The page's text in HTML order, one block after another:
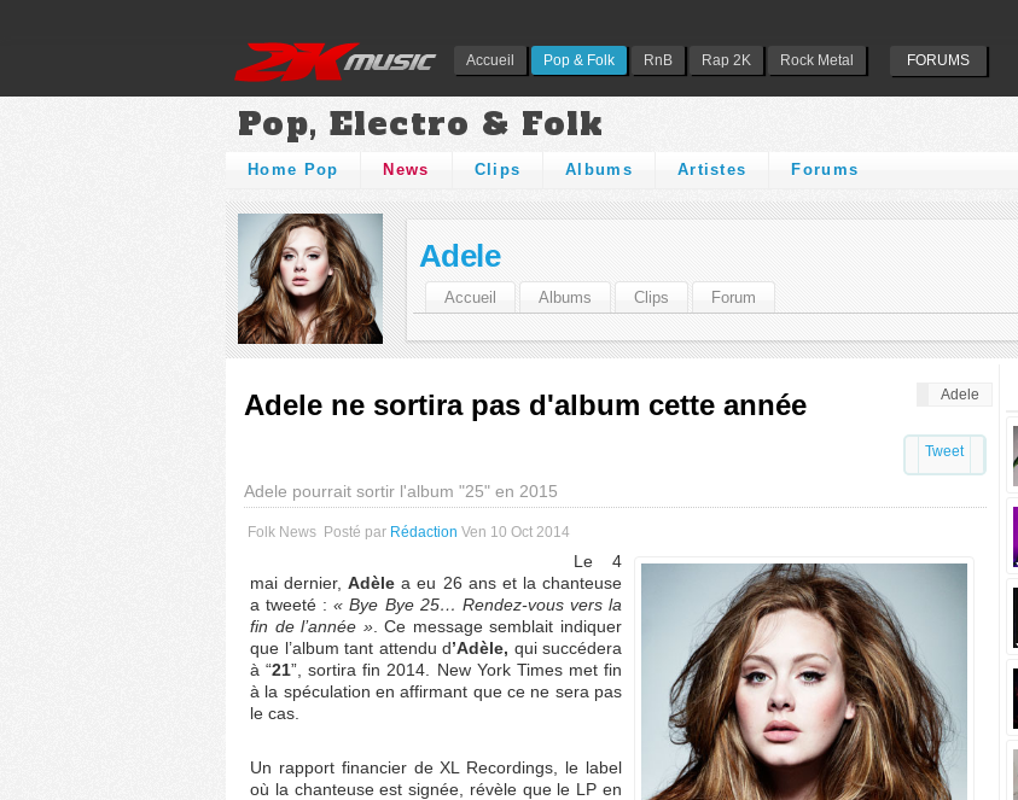
Accueil Pop & Folk RnB Rap 2K Rock Metal FORUMS
Pop, Electro & Folk
Home Pop News Clips Albums Artistes Forums
Adele
Accueil Albums Clips Forum
Adele
Adele ne sortira pas d'album cette année
Tweet
Adele pourrait sortir l'album "25" en 2015
Folk News Posté par Rédaction Ven 10 Oct 2014
Le 4
mai dernier,Adèle a eu 26 ans et la chanteuse
a tweeté : « Bye Bye 25… Rendez-vous vers la
fin de l’année ». Ce message semblait indiquer
que l’album tant attendu d’Adèle, qui succédera
à “21”, sortira fin 2014. New York Times met fin
à la spéculation en affirmant que ce ne sera pas
le cas.
Un rapport financier de XL Recordings, le label
où la chanteuse est signée, révèle que le LP en